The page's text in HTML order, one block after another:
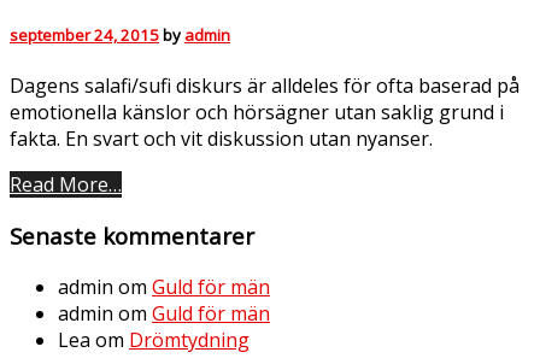
september 24, 2015byadmin
Dagens salafi/sufi diskurs är alldeles för ofta baserad på
emotionella känslor och hörsägner utan saklig grund i
fakta. En svart och vit diskussion utan nyanser.
Read More…
Senaste kommentarer
admin om Guld för män
admin om Guld för män
Lea om Drömtydning